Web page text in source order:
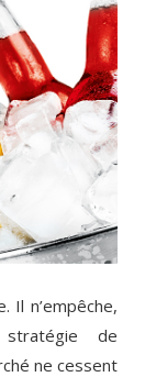
Il n’empêche,
de
ne cessent